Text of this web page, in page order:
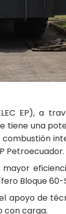
EP), a
tiene una
Petroecuador.
Bloque 60-
apoyo de
con carga.